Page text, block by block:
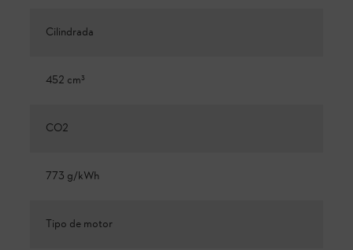
Cilindrada
452 cm³
CO2
773 g/kWh
Tipo de motor